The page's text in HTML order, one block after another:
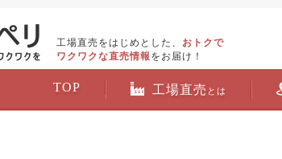
工場直売をはじめとした、 おトクで
ワクワクな直売情報 をお届け！
TOP 工場直売 とは